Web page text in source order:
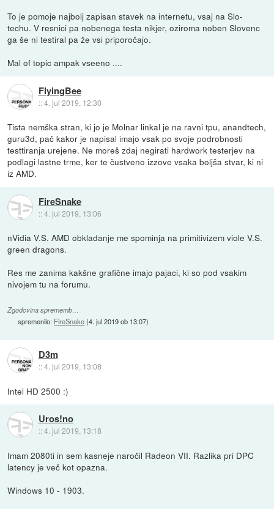
To je pomoje najbolj zapisan stavek na internetu, vsaj na Slo-
techu. V resnici pa nobenega testa nikjer, oziroma noben Slovenc
ga še ni testiral pa že vsi priporočajo.
Mal of topic ampak vseeno ....
FlyingBee
::4. jul 2019, 12:30
Tista nemška stran, ki jo je Molnar linkal je na ravni tpu, anandtech,
guru3d, pač kakor je napisal imajo vsak po svoje podrobnosti
testtiranja urejene. Ne moreš zdaj negirati hardwork testerjev na
podlagi lastne trme, ker te čustveno izzove vsaka boljša stvar, ki ni
iz AMD.
FireSnake
::4. jul 2019, 13:06
nVidia V.S. AMD obkladanje me spominja na primitivizem viole V.S.
green dragons.
Res me zanima kakšne grafične imajo pajaci, ki so pod vsakim
nivojem tu na forumu.
Zgodovina sprememb…
spremenilo: FireSnake(4. jul 2019 ob 13:07)
D3m
::4. jul 2019, 13:08
Intel HD 2500 :)
Uros!no
::4. jul 2019, 13:18
Imam 2080ti in sem kasneje naročil Radeon VII. Razlika pri DPC
latency je več kot opazna.
Windows 10 - 1903.